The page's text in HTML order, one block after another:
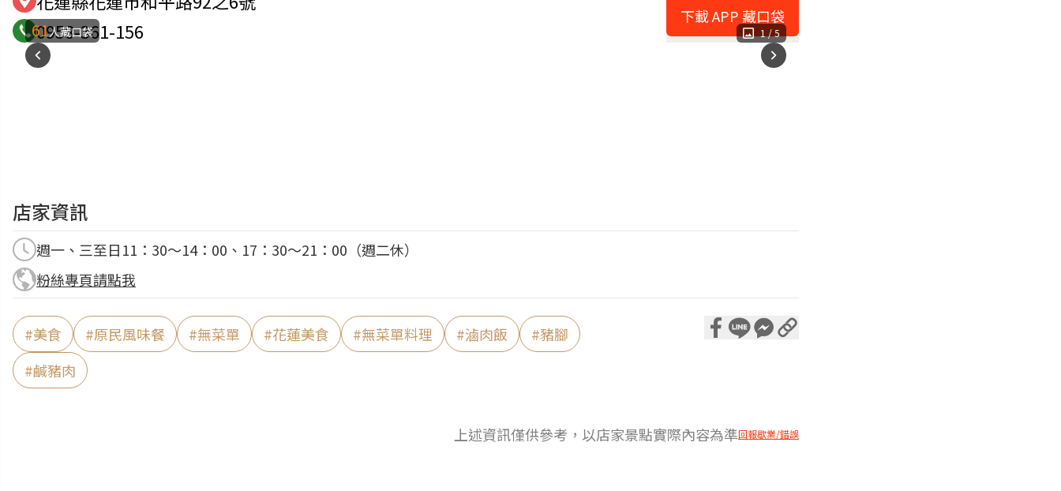
1 /5
61人藏口袋
0958-361-156
店家資訊
週一、三至日11：30～14：00、17：30～21：00（週二休）
粉絲專頁請點我
#美食 #原民風味餐 #無菜單 #花蓮美食 #無菜單料理 #滷肉飯 #豬腳
#鹹豬肉
下載 APP 藏口袋
上述資訊僅供參考，以店家景點實際內容為準回報歇業/錯誤